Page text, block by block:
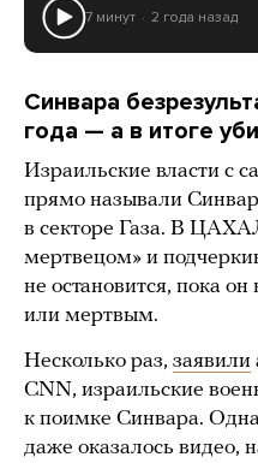
7 минут 2 года назад
Синвара
года — а в итоге
Израильские власти с
прямо называли
в секторе Газа. В
мертвецом» и
не остановится, пока
или мертвым.
Несколько раз, заявили
CNN, израильские
к поимке Синвара.
даже оказалось видео,